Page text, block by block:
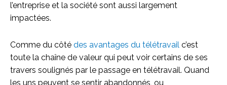
l’entreprise et la société sont aussi largement
impactées.
Comme du côté des avantages du télétravail c’est
toute la chaîne de valeur qui peut voir certains de ses
travers soulignés par le passage en télétravail. Quand
les uns peuvent se sentir abandonnés, ou